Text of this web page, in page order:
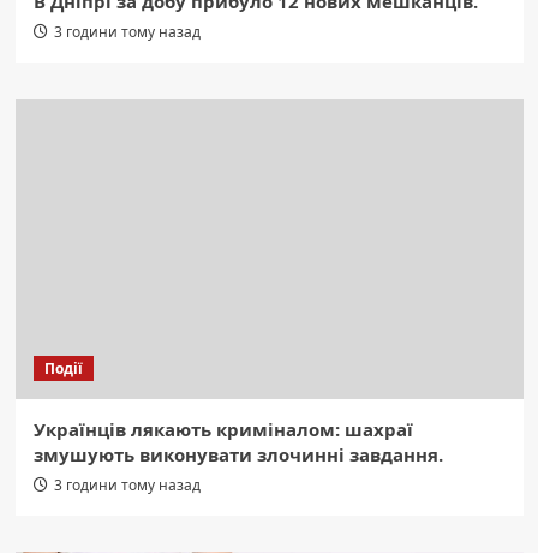
3 години тому назад
Події
Українців лякають криміналом: шахраї
змушують виконувати злочинні завдання.
3 години тому назад